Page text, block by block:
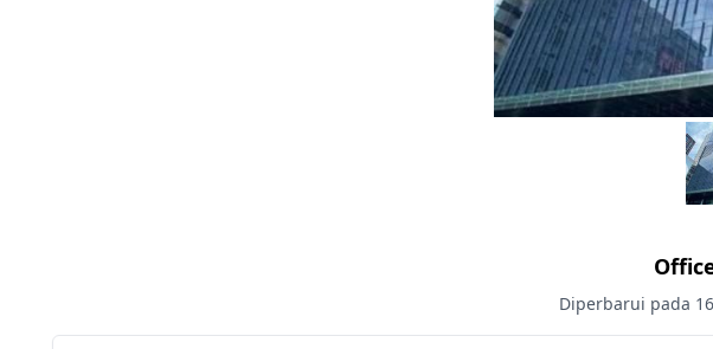
Diperbarui pada